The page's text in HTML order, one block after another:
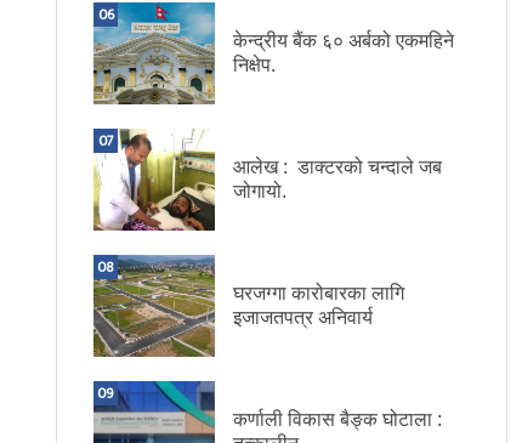
06
केन्द्रीय बैंक ६० अर्बको एकमहिने
निक्षेप.
07
आलेख : डाक्टरको चन्दाले जब
जोगायो.
08
घरजग्गा कारोबारका लागि
इजाजतपत्र अनिवार्य
09
कर्णाली विकास बैङ्क घोटाला :